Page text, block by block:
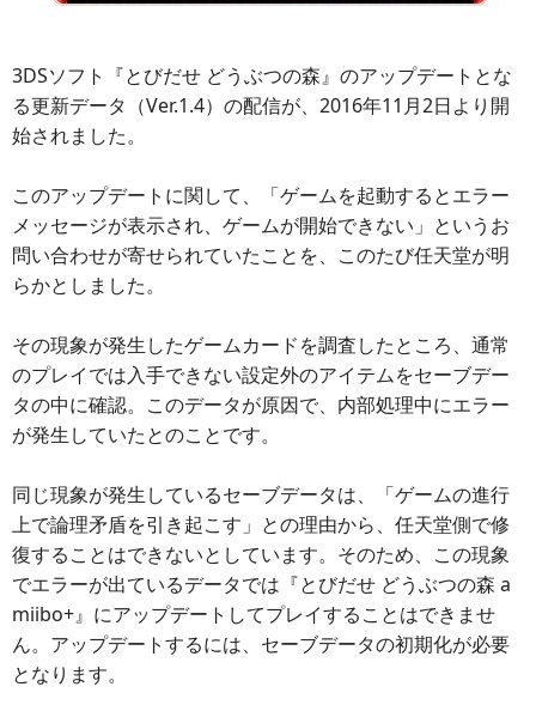
3DSソフト『とびだせ どうぶつの森』のアップデートとな
る更新データ（Ver.1.4）の配信が、2016年11月2日より開
始されました。
このアップデートに関して、「ゲームを起動するとエラー
メッセージが表示され、ゲームが開始できない」というお
問い合わせが寄せられていたことを、このたび任天堂が明
らかとしました。
その現象が発生したゲームカードを調査したところ、通常
のプレイでは入手できない設定外のアイテムをセーブデー
タの中に確認。このデータが原因で、内部処理中にエラー
が発生していたとのことです。
同じ現象が発生しているセーブデータは、「ゲームの進行
上で論理矛盾を引き起こす」との理由から、任天堂側で修
復することはできないとしています。そのため、この現象
でエラーが出ているデータでは『とびだせ どうぶつの森 a
miibo+』にアップデートしてプレイすることはできませ
ん。アップデートするには、セーブデータの初期化が必要
となります。